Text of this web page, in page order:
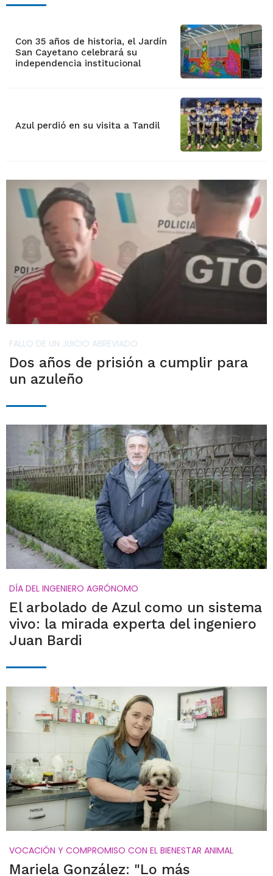
Con 35 años de historia, el Jardín
San Cayetano celebrará su
independencia institucional
Azul perdió en su visita a Tandil
FALLO DE UN JUICIO ABREVIADO
Dos años de prisión a cumplir para
un azuleño
DÍA DEL INGENIERO AGRÓNOMO
El arbolado de Azul como un sistema
vivo: la mirada experta del ingeniero
Juan Bardi
VOCACIÓN Y COMPROMISO CON EL BIENESTAR ANIMAL
Mariela González: "Lo más